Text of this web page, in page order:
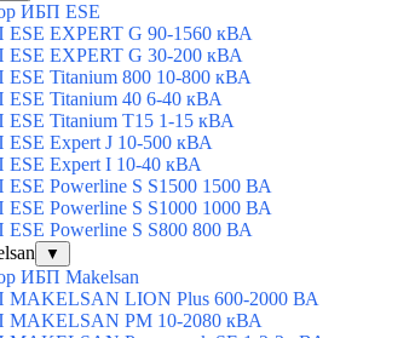
ИБП ESE
EXPERT G 90-1560 кВА
EXPERT G 30-200 кВА
Titanium 800 10-800 кВА
Titanium 40 6-40 кВА
Titanium T15 1-15 кВА
Expert J 10-500 кВА
Expert I 10-40 кВА
Powerline S S1500 1500 ВА
Powerline S S1000 1000 ВА
Powerline S S800 800 ВА
▼
ИБП Makelsan
LION Plus 600-2000 ВА
PM 10-2080 кВА